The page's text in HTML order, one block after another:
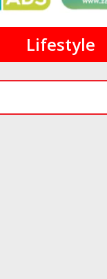
Lifestyle